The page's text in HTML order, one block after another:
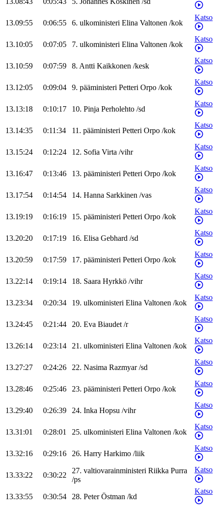
13.09:55 0:06:55 6. ulkoministeri Elina Valtonen /kok
Katso
13.10:05 0:07:05 7. ulkoministeri Elina Valtonen /kok
Katso
13.10:59 0:07:59 8. Antti Kaikkonen /kesk
Katso
13.12:05 0:09:04 9. pääministeri Petteri Orpo /kok
Katso
13.13:18 0:10:17 10. Pinja Perholehto /sd
Katso
13.14:35 0:11:34 11. pääministeri Petteri Orpo /kok
Katso
13.15:24 0:12:24 12. Sofia Virta /vihr
Katso
13.16:47 0:13:46 13. pääministeri Petteri Orpo /kok
Katso
13.17:54 0:14:54 14. Hanna Sarkkinen /vas
Katso
13.19:19 0:16:19 15. pääministeri Petteri Orpo /kok
Katso
13.20:20 0:17:19 16. Elisa Gebhard /sd
Katso
13.20:59 0:17:59 17. pääministeri Petteri Orpo /kok
Katso
13.22:14 0:19:14 18. Saara Hyrkkö /vihr
Katso
13.23:34 0:20:34 19. ulkoministeri Elina Valtonen /kok
Katso
13.24:45 0:21:44 20. Eva Biaudet/r
Katso
13.26:14 0:23:14 21. ulkoministeri Elina Valtonen /kok
Katso
13.27:27 0:24:26 22. Nasima Razmyar/sd
Katso
13.28:46 0:25:46 23. pääministeri Petteri Orpo /kok
Katso
13.29:40 0:26:39 24. Inka Hopsu /vihr
Katso
13.31:01 0:28:01 25. ulkoministeri Elina Valtonen /kok
Katso
13.32:16 0:29:16 26. Harry Harkimo /liik
Katso
13.33:22 0:30:22
27. valtiovarainministeri Riikka Purra
/ps
Katso
13.33:55 0:30:54 28. Peter Östman /kd
Katso